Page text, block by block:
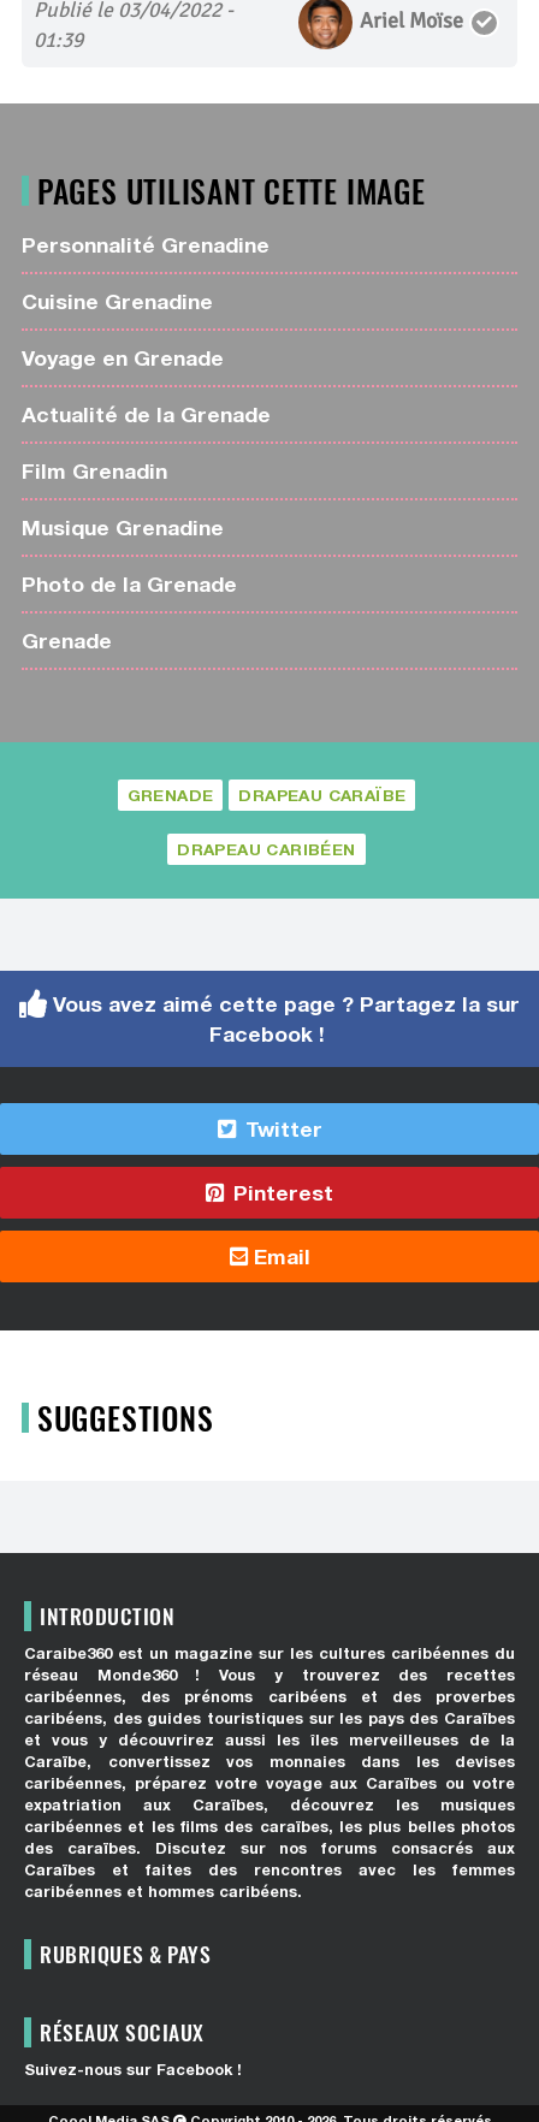
Publié le 03/04/2022 -
01:39
Ariel Moïse
PAGES UTILISANT CETTE IMAGE
Personnalité Grenadine
Cuisine Grenadine
Voyage en Grenade
Actualité de la Grenade
Film Grenadin
Musique Grenadine
Photo de la Grenade
Grenade
GRENADE DRAPEAU CARAÏBE
DRAPEAU CARIBÉEN
Vous avez aimé cette page ? Partagez la sur
Facebook !
Twitter
Pinterest
Email
SUGGESTIONS
INTRODUCTION
Caraibe360 est un magazine sur les cultures caribéennes du
réseau Monde360 ! Vous y trouverez des recettes
caribéennes, des prénoms caribéens et des proverbes
caribéens, des guides touristiques sur les pays des Caraïbes
et vous y découvrirez aussi les îles merveilleuses de la
Caraïbe, convertissez vos monnaies dans les devises
caribéennes, préparez votre voyage aux Caraïbes ou votre
expatriation aux Caraïbes, découvrez les musiques
caribéennes et les films des caraïbes, les plus belles photos
des caraïbes. Discutez sur nos forums consacrés aux
Caraïbes et faites des rencontres avec les femmes
caribéennes et hommes caribéens.
RUBRIQUES & PAYS
RÉSEAUX SOCIAUX
Suivez-nous sur Facebook !